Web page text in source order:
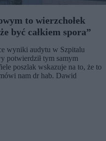
to wierzchołek
być całkiem spora”
wyniki audytu w Szpitalu
potwierdził tym samym
poszlak wskazuje na to, że to
nam dr hab. Dawid